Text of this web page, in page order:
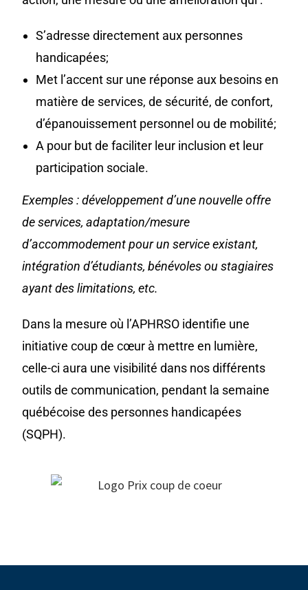
S’adresse directement aux personnes
handicapées;
Met l’accent sur une réponse aux besoins en
matière de services, de sécurité, de confort,
d’épanouissement personnel ou de mobilité;
A pour but de faciliter leur inclusion et leur
participation sociale.
Exemples : développement d’une nouvelle offre
de services, adaptation/mesure
d’accommodement pour un service existant,
intégration d’étudiants, bénévoles ou stagiaires
ayant des limitations, etc.
Dans la mesure où l’APHRSO identifie une
initiative coup de cœur à mettre en lumière,
celle-ci aura une visibilité dans nos différents
outils de communication, pendant la semaine
québécoise des personnes handicapées
(SQPH).